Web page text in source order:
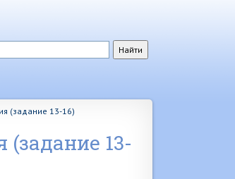
(задание 13-16)
13-